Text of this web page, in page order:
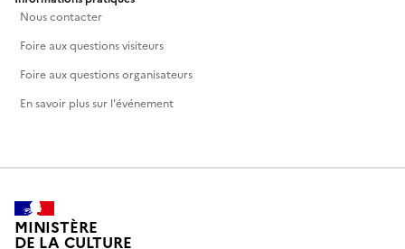
Nous contacter
Foire aux questions visiteurs
Foire aux questions organisateurs
En savoir plus sur l'événement
MINISTÈRE
DE LA CULTURE